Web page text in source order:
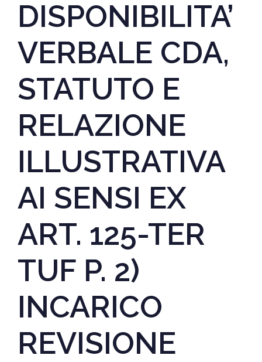
DISPONIBILITA’
VERBALE CDA,
STATUTO E
RELAZIONE
ILLUSTRATIVA
AI SENSI EX
ART. 125-TER
TUF P. 2)
INCARICO
REVISIONE